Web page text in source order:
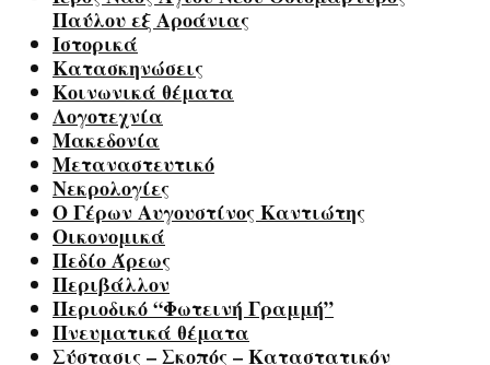
Παύλου εξ Αροάνιας
Ιστορικά
Κατασκηνώσεις
Κοινωνικά θέματα
Λογοτεχνία
Μακεδονία
Μεταναστευτικό
Νεκρολογίες
Ο Γέρων Αυγουστίνος Καντιώτης
Οικονομικά
Πεδίο Άρεως
Περιβάλλον
Περιοδικό “Φωτεινή Γραμμή”
Πνευματικά θέματα
Σύστασις – Σκοπός – Καταστατικόν